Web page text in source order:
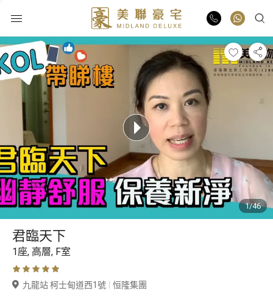
物業出售
物業出租
業主放盤
豪宅報告
豪宅資訊
更多樓盤
豪宅專家
1/46
君臨天下
1座, 高層, F室
九龍站 柯士甸道西1號 恒隆集團